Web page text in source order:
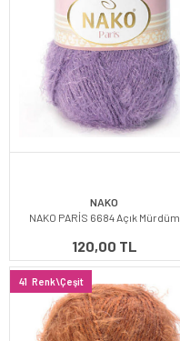
NAKO
NAKO PARİS 6684 Açık Mürdüm
120,00 TL
41 Renk\Çeşit